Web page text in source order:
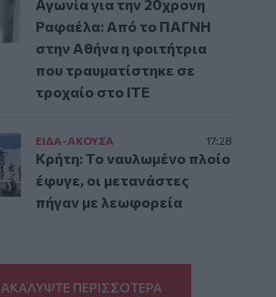
Αγωνία για την 20χρονη
Ραφαέλα: Από το ΠΑΓΝΗ
στην Αθήνα η φοιτήτρια
που τραυματίστηκε σε
τροχαίο στο ΙΤΕ
ΕΙΔΑ-ΑΚΟΥΣΑ 17:28
Κρήτη: Το ναυλωμένο πλοίο
έφυγε, οι μετανάστες
πήγαν με λεωφορεία
ΠΕΡΙΣΣΟΤΕΡΑ